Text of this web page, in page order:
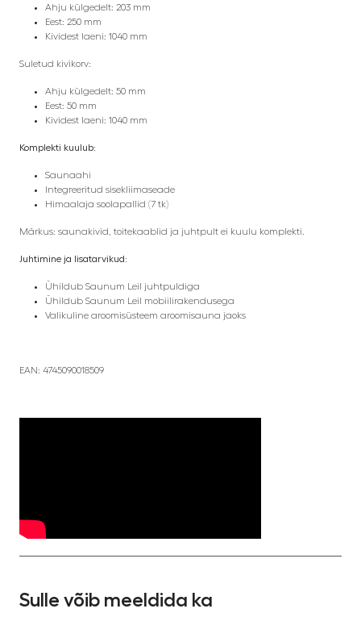
Ahju külgedelt: 203 mm
Eest: 250 mm
Kividest laeni: 1040 mm
Suletud kivikorv:
Ahju külgedelt: 50 mm
Eest: 50 mm
Kividest laeni: 1040 mm
Komplekti kuulub:
Saunaahi
Integreeritud sisekliimaseade
Himaalaja soolapallid (7 tk)
Märkus: saunakivid, toitekaablid ja juhtpult ei kuulu komplekti.
Juhtimine ja lisatarvikud:
Ühildub Saunum Leil juhtpuldiga
Ühildub Saunum Leil mobiilirakendusega
Valikuline aroomisüsteem aroomisauna jaoks
EAN: 4745090018509
Sulle võib meeldida ka